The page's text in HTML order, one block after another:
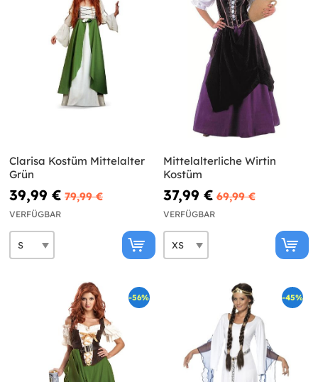
Clarisa Kostüm Mittelalter
Grün
39,99 € 79,99 €
VERFÜGBAR
Mittelalterliche Wirtin
Kostüm
37,99 € 69,99 €
VERFÜGBAR
-56% -45%